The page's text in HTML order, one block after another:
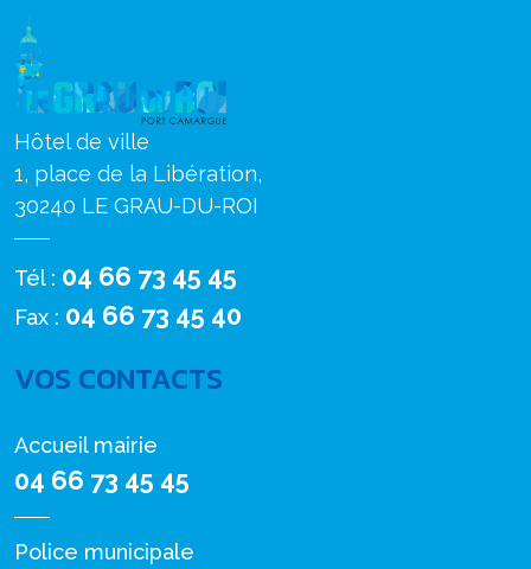
Hôtel de ville
1, place de la Libération,
30240 LE GRAU-DU-ROI
Tél : 04 66 73 45 45
Fax : 04 66 73 45 40
VOS CONTACTS
Accueil mairie
04 66 73 45 45
Police municipale